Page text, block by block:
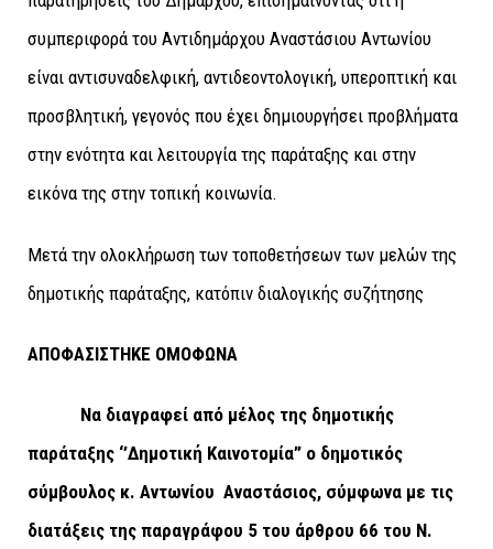
συμπεριφορά του Αντιδημάρχου Αναστάσιου Αντωνίου
είναι αντισυναδελφική, αντιδεοντολογική, υπεροπτική και
προσβλητική, γεγονός που έχει δημιουργήσει προβλήματα
στην ενότητα και λειτουργία της παράταξης και στην
εικόνα της στην τοπική κοινωνία.
Μετά την ολοκλήρωση των τοποθετήσεων των μελών της
δημοτικής παράταξης, κατόπιν διαλογικής συζήτησης
ΑΠΟΦΑΣΙΣΤΗΚΕ ΟΜΟΦΩΝΑ
Να διαγραφεί από μέλος της δημοτικής
παράταξης ‘’Δημοτική Καινοτομία” ο δημοτικός
σύμβουλος κ. Αντωνίου Αναστάσιος, σύμφωνα με τις
διατάξεις της παραγράφου 5 του άρθρου 66 του Ν.